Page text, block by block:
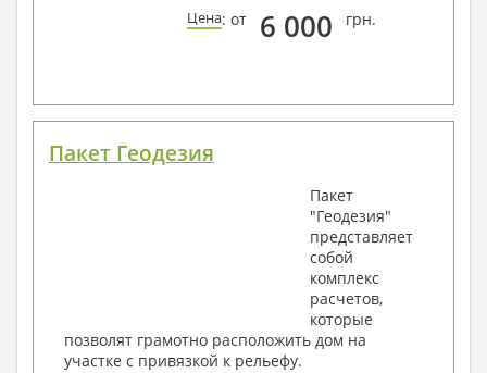
Цена: от 6 000 грн.
Пакет Геодезия
Пакет
"Геодезия"
представляет
собой
комплекс
расчетов,
которые
позволят грамотно расположить дом на
участке с привязкой к рельефу.